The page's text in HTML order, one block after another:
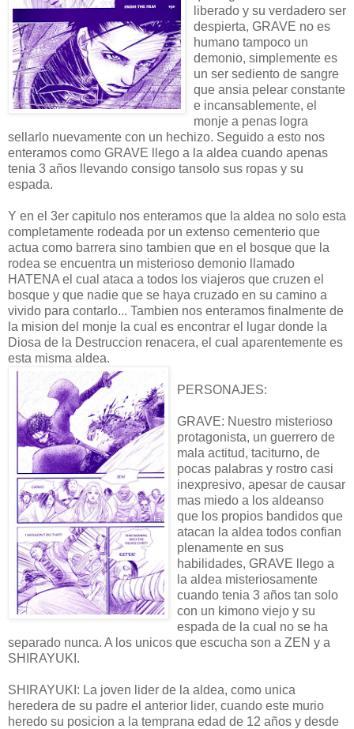
liberado y su verdadero ser
despierta, GRAVE no es
humano tampoco un
demonio, simplemente es
un ser sediento de sangre
que ansia pelear constante
e incansablemente, el
monje a penas logra
sellarlo nuevamente con un hechizo. Seguido a esto nos
enteramos como GRAVE llego a la aldea cuando apenas
tenia 3 años llevando consigo tansolo sus ropas y su
espada.
Y en el 3er capitulo nos enteramos que la aldea no solo esta
completamente rodeada por un extenso cementerio que
actua como barrera sino tambien que en el bosque que la
rodea se encuentra un misterioso demonio llamado
HATENA el cual ataca a todos los viajeros que cruzen el
bosque y que nadie que se haya cruzado en su camino a
vivido para contarlo... Tambien nos enteramos finalmente de
la mision del monje la cual es encontrar el lugar donde la
Diosa de la Destruccion renacera, el cual aparentemente es
esta misma aldea.
PERSONAJES:
GRAVE: Nuestro misterioso
protagonista, un guerrero de
mala actitud, taciturno, de
pocas palabras y rostro casi
inexpresivo, apesar de causar
mas miedo a los aldeanso
que los propios bandidos que
atacan la aldea todos confian
plenamente en sus
habilidades, GRAVE llego a
la aldea misteriosamente
cuando tenia 3 años tan solo
con un kimono viejo y su
espada de la cual no se ha
separado nunca. A los unicos que escucha son a ZEN y a
SHIRAYUKI.
SHIRAYUKI: La joven lider de la aldea, como unica
heredera de su padre el anterior lider, cuando este murio
heredo su posicion a la temprana edad de 12 años y desde